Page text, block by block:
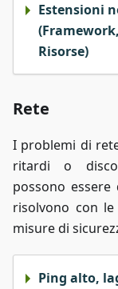
Estensioni
Risorse)
Rete
I problemi di
ritardi o
possono
risolvono con
misure di
Ping alto,